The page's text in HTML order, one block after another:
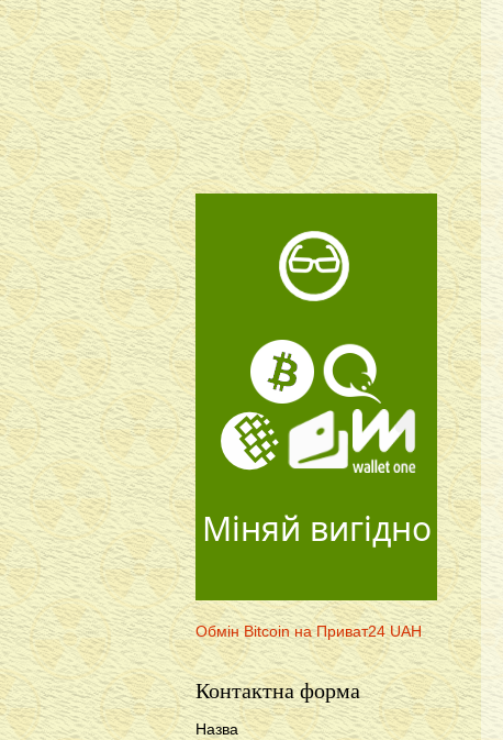
Міняй вигідно
Обмін Bitcoin на Приват24 UAH
Контактна форма
Назва